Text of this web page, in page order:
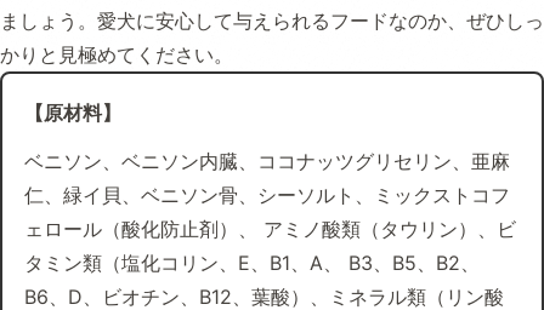
ましょう。愛犬に安心して与えられるフードなのか、ぜひしっ
かりと見極めてください。
【原材料】
ベニソン、ベニソン内臓、ココナッツグリセリン、亜麻
仁、緑イ貝、ベニソン骨、シーソルト、ミックストコフ
ェロール（酸化防止剤）、 アミノ酸類（タウリン）、ビ
タミン類（塩化コリン、E、B1、A、 B3、B5、B2、
B6、D、ビオチン、B12、葉酸）、ミネラル類（リン酸